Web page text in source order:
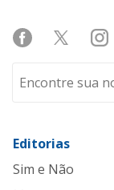
Editorias
Sim e Não